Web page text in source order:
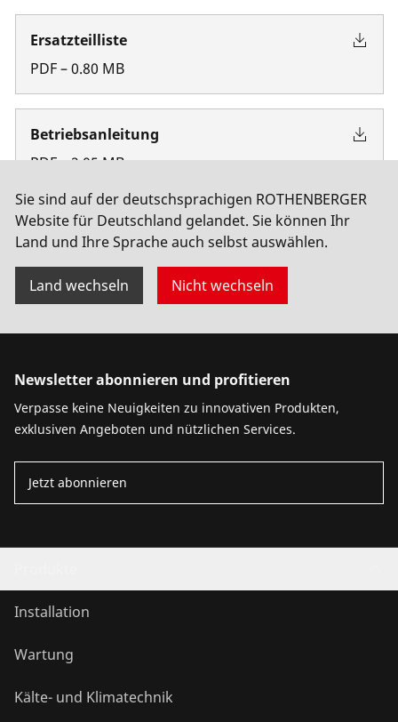
Ersatzteilliste
PDF–0.80 MB
Betriebsanleitung
PDF
2.05 MB
Sicherheitsdatenblatt
PDF
Sie sind auf der deutschsprachigen ROTHENBERGER
Website für Deutschland gelandet. Sie können Ihr
Land und Ihre Sprache auch selbst auswählen.
Land wechseln Nicht wechseln
Newsletter abonnieren und profitieren
Verpasse keine Neuigkeiten zu innovativen Produkten,
exklusiven Angeboten und nützlichen Services.
Jetzt abonnieren
Installation
Wartung
Kälte- und Klimatechnik